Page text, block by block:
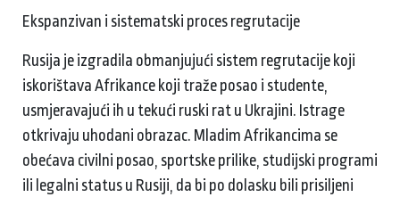
Ekspanzivan i sistematski proces regrutacije
Rusija je izgradila obmanjujući sistem regrutacije koji
iskorištava Afrikance koji traže posao i studente,
usmjeravajući ih u tekući ruski rat u Ukrajini. Istrage
otkrivaju uhodani obrazac. Mladim Afrikancima se
obećava civilni posao, sportske prilike, studijski programi
ili legalni status u Rusiji, da bi po dolasku bili prisiljeni